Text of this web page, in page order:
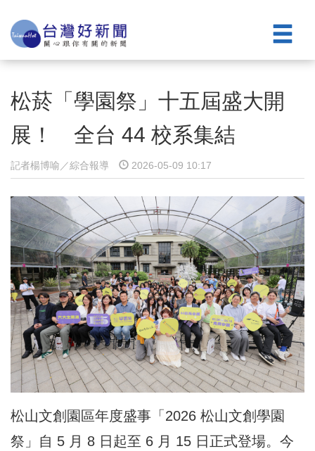
松菸「學園祭」十五屆盛大開
展！ 全台 44 校系集結
記者楊博喻／綜合報導 2026-05-09 10:17
松山文創園區年度盛事「2026 松山文創學園
祭」自 5 月 8 日起至 6 月 15 日正式登場。今